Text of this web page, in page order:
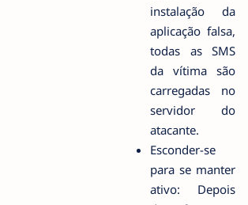
instalação da
aplicação falsa,
todas as SMS
da vítima são
carregadas no
servidor do
atacante.
Esconder-se
para se manter
ativo: Depois